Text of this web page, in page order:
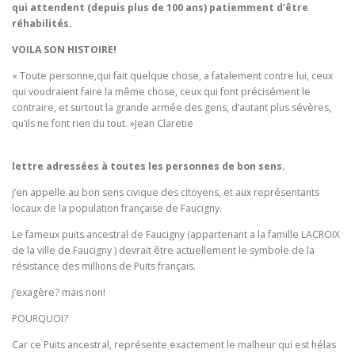
qui attendent (depuis plus de 100 ans) patiemment d’être
réhabilités.
VOILA SON HISTOIRE!
« Toute personne,qui fait quelque chose, a fatalement contre lui, ceux
qui voudraient faire la même chose, ceux qui font précisément le
contraire, et surtout la grande armée des gens, d’autant plus sévères,
qu’ils ne font rien du tout. »Jean Claretie
lettre adressées à toutes les personnes de bon sens.
j’en appelle au bon sens civique des citoyens, et aux représentants
locaux de la population française de Faucigny.
Le fameux puits ancestral de Faucigny (appartenant a la famille LACROIX
de la ville de Faucigny ) devrait être actuellement le symbole de la
résistance des millions de Puits français.
j’exagère? mais non!
POURQUOI?
Car ce Puits ancestral, représente exactement le malheur qui est hélas